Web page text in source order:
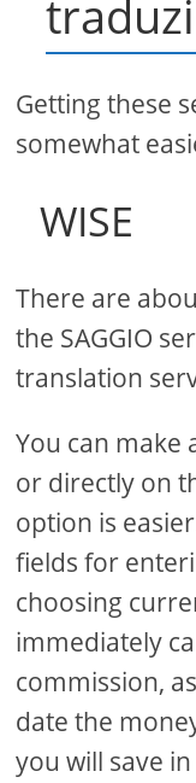
Getting these
somewhat
WISE
There are
the SAGGIO
translation
You can make
or directly on
option is
fields for
choosing
immediately
commission,
date the
you will save